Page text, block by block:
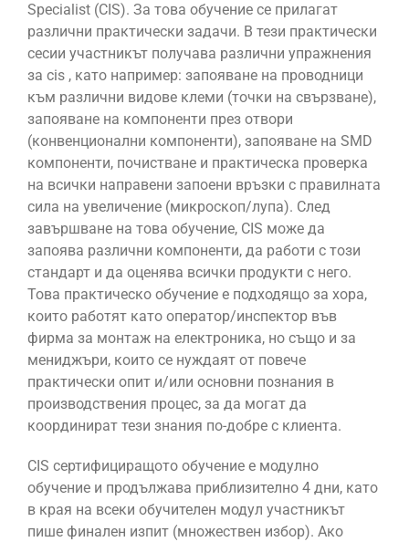
Specialist (CIS). За това обучение се прилагат
различни практически задачи. В тези практически
сесии участникът получава различни упражнения
за cis , като например: запояване на проводници
към различни видове клеми (точки на свързване),
запояване на компоненти през отвори
(конвенционални компоненти), запояване на SMD
компоненти, почистване и практическа проверка
на всички направени запоени връзки с правилната
сила на увеличение (микроскоп/лупа). След
завършване на това обучение, CIS може да
запоява различни компоненти, да работи с този
стандарт и да оценява всички продукти с него.
Това практическо обучение е подходящо за хора,
които работят като оператор/инспектор във
фирма за монтаж на електроника, но също и за
мениджъри, които се нуждаят от повече
практически опит и/или основни познания в
производствения процес, за да могат да
координират тези знания по-добре с клиента.
CIS сертифициращото обучение е модулно
обучение и продължава приблизително 4 дни, като
в края на всеки обучителен модул участникът
пише финален изпит (множествен избор). Ако